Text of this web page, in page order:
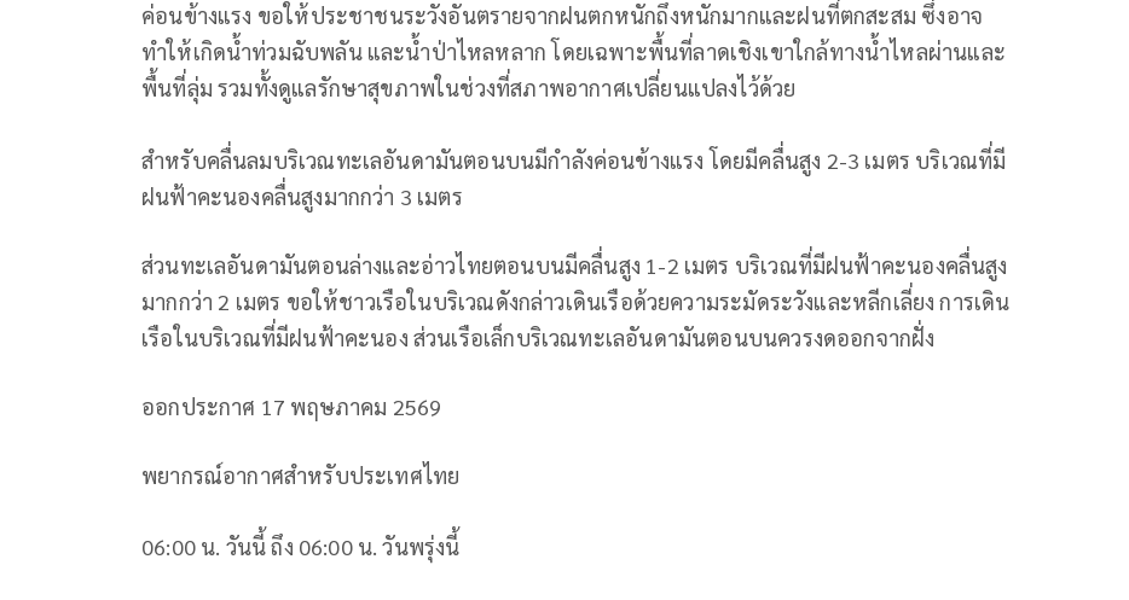
ค่อนข้างแรง ขอให้ประชาชนระวังอันตรายจากฝนตกหนักถึงหนักมากและฝนที่ตกสะสม ซึ่งอาจ
ทำให้เกิดน้ำท่วมฉับพลัน และน้ำป่าไหลหลาก โดยเฉพาะพื้นที่ลาดเชิงเขาใกล้ทางน้ำไหลผ่านและ
พื้นที่ลุ่ม รวมทั้งดูแลรักษาสุขภาพในช่วงที่สภาพอากาศเปลี่ยนแปลงไว้ด้วย
สำหรับคลื่นลมบริเวณทะเลอันดามันตอนบนมีกำลังค่อนข้างแรง โดยมีคลื่นสูง 2-3 เมตร บริเวณที่มี
ฝนฟ้าคะนองคลื่นสูงมากกว่า 3 เมตร
ส่วนทะเลอันดามันตอนล่างและอ่าวไทยตอนบนมีคลื่นสูง 1-2 เมตร บริเวณที่มีฝนฟ้าคะนองคลื่นสูง
มากกว่า 2 เมตร ขอให้ชาวเรือในบริเวณดังกล่าวเดินเรือด้วยความระมัดระวังและหลีกเลี่ยง การเดิน
เรือในบริเวณที่มีฝนฟ้าคะนอง ส่วนเรือเล็กบริเวณทะเลอันดามันตอนบนควรงดออกจากฝั่ง
ออกประกาศ 17 พฤษภาคม 2569
พยากรณ์อากาศสำหรับประเทศไทย
06:00 น. วันนี้ ถึง 06:00 น. วันพรุ่งนี้